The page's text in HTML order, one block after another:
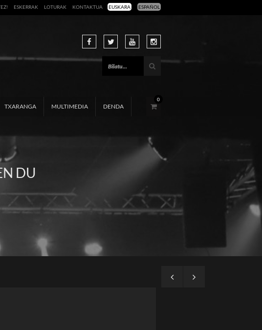
EUSKARA ESPAÑOL
ESKERRAK LOTURAK KONTAKTUA
TXARANGA MULTIMEDIA DENDA
0
DU